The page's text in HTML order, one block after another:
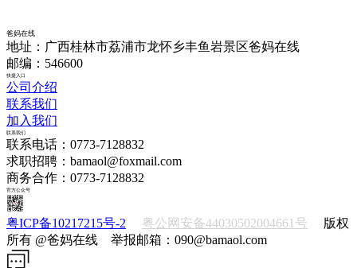
爸妈在线
地址：广西桂林市荔浦市龙怀乡丰鱼岩景区爸妈在线
邮编：546600
快捷入口
公司介绍
联系我们
加入我们
联系我们
联系电话：0773-7128832
求职招聘：bamaol@foxmail.com
商务合作：0773-7128832
官方公众号
粤ICP备10217215号-2 粤公网安备44030502004661号 版权
所有 @爸妈在线 举报邮箱：090@bamaol.com